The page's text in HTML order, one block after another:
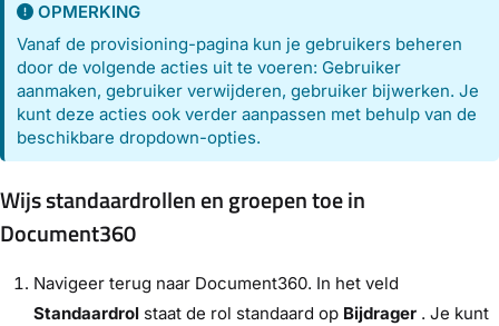
OPMERKING
Vanaf de provisioning-pagina kun je gebruikers beheren
door de volgende acties uit te voeren: Gebruiker
aanmaken, gebruiker verwijderen, gebruiker bijwerken. Je
kunt deze acties ook verder aanpassen met behulp van de
beschikbare dropdown-opties.
Wijs standaardrollen en groepen toe in
Document360
Navigeer terug naar Document360. In het veld
Standaardrol staat de rol standaard op Bijdrager . Je kunt